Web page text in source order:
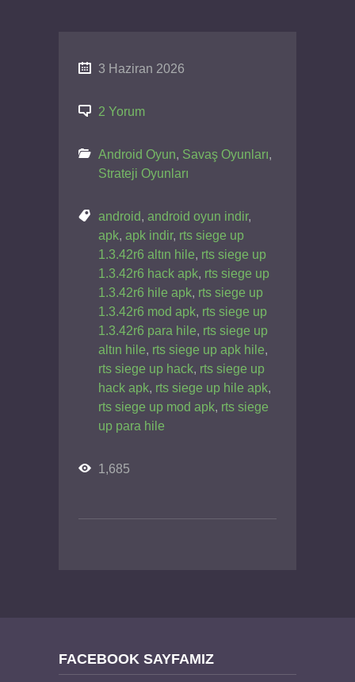
3 Haziran 2026
2 Yorum
Android Oyun, Savaş Oyunları,
Strateji Oyunları
android, android oyun indir,
apk, apk indir, rts siege up
1.3.42r6 altın hile, rts siege up
1.3.42r6 hack apk, rts siege up
1.3.42r6 hile apk, rts siege up
1.3.42r6 mod apk, rts siege up
1.3.42r6 para hile, rts siege up
altın hile, rts siege up apk hile,
rts siege up hack, rts siege up
hack apk, rts siege up hile apk,
rts siege up mod apk, rts siege
up para hile
1,685
FACEBOOK SAYFAMIZ